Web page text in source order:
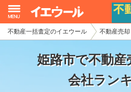
不動産一括査定のイエウール 不動産売
姫路市で不動産
会社ラン
イエウール加盟希望の不動産会社
初めての方へ